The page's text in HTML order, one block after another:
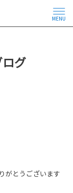
MENU
グ
がとうございます